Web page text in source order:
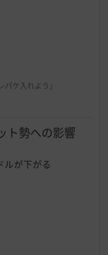
パケ入れよう」
ト勢への影響
ルが下がる